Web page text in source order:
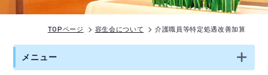
TOPページ 容生会について 介護職員等特定処遇改善加算
メニュー